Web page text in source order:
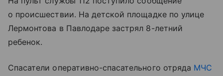
о происшествии. На детской площадке по улице
Лермонтова в Павлодаре застрял 8-летний
ребенок.
Спасатели оперативно-спасательного отряда МЧС